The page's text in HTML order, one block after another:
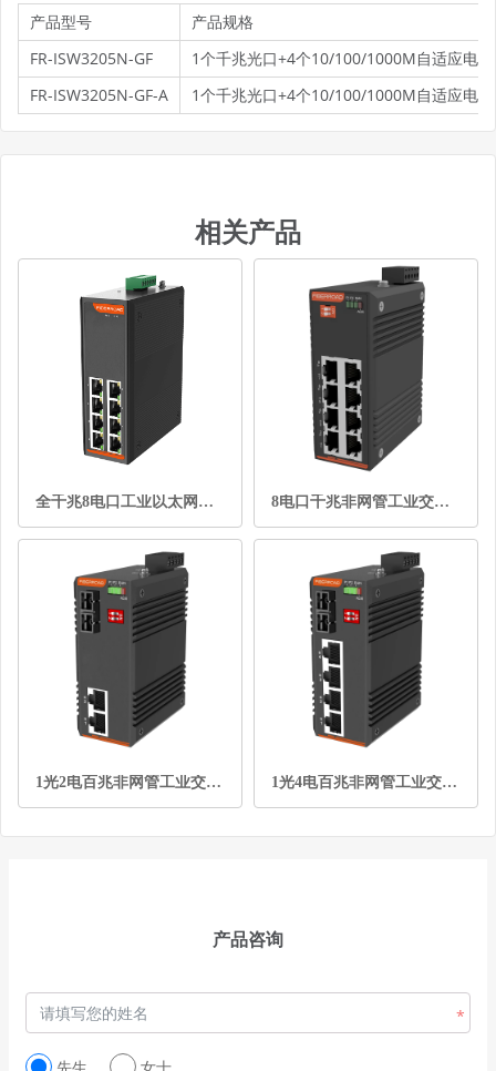
产品型号
产品规格
FR-ISW3205N-GF
1个千兆光口+4个10/100/1000M自适应电
FR-ISW3205N-GF-A
1个千兆光口+4个10/100/1000M自适应电
相关产品
全千兆8电口工业以太网交换机 8电口千兆非网管工业交换机
1光2电百兆非网管工业交换机 1光4电百兆非网管工业交换机
产品咨询
先生 女士